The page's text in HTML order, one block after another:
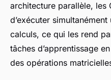
architecture parallèle, les
d’exécuter
calculs, ce qui les rend
tâches d’apprentissage
des opérations